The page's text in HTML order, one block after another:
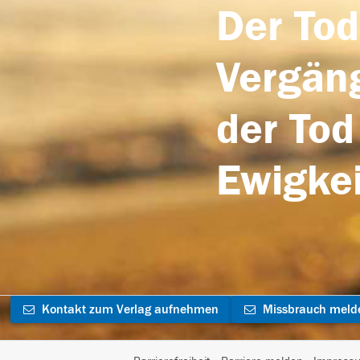
Der
der
Kontakt zum Verlag aufnehmen Missbrauch